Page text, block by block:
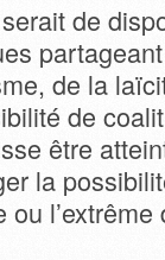
de
de la
de
être
la
ou